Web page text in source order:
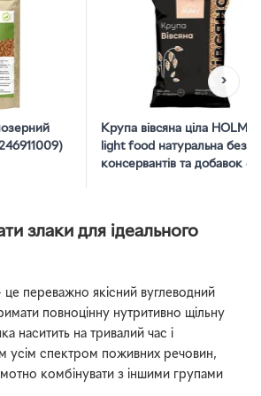
Крупа вівсяна ціла HOLM'S
light food натуральна без
консервантів та добавок
›
злаки для ідеального
переважно якісний вуглеводний
повноцінну нутритивно щільну
наситить на тривалий час і
усім спектром поживних речовин,
комбінувати з іншими групами